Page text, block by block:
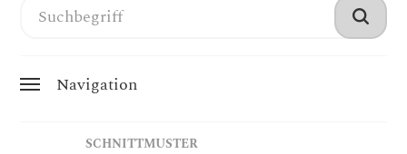
Navigation
SCHNITTMUSTER